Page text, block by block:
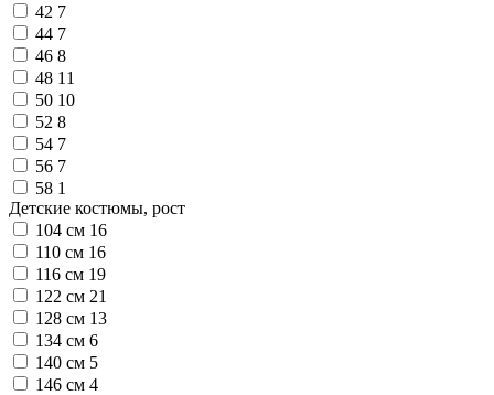
42 7
44 7
46 8
48 11
50 10
52 8
54 7
56 7
58 1
Детские костюмы, рост
104 см 16
110 см 16
116 см 19
122 см 21
128 см 13
134 см 6
140 см 5
146 см 4